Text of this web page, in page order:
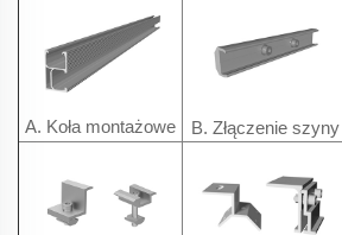
A. Koła montażowe B. Złączenie szyny